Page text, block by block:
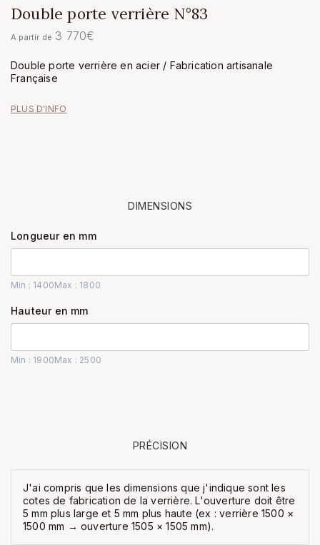
Double porte verrière N°83
A partir de 3 770€
Double porte verrière en acier / Fabrication artisanale
Française
PLUS D'INFO
DIMENSIONS
Longueur en mm
Min : 1400Max : 1800
Hauteur en mm
Min : 1900Max : 2500
PRÉCISION
J'ai compris que les dimensions que j'indique sont les
cotes de fabrication de la verrière. L'ouverture doit être
5 mm plus large et 5 mm plus haute (ex : verrière 1500 ×
1500 mm → ouverture 1505 × 1505 mm).